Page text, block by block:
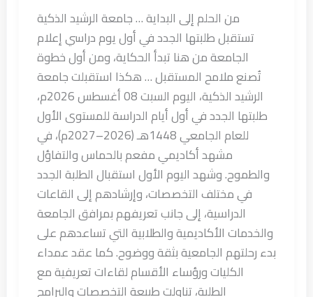
من الحلم إلى البداية … جامعة الرشيد الذكية
تستقبل طلبتها الجدد في أول يوم دراسي إعلام
الجامعة من هنا تبدأ الحكاية، ومن أول خطوة
تُصنع ملامح المستقبل … هكذا استقبلت جامعة
الرشيد الذكية، اليوم السبت 08 أغسطس 2026م،
طلبتها الجدد في أول أيام الدراسة للمستوى الأول
للعام الجامعي 1448هـ (2026–2027م)، في
مشهد أكاديمي مفعم بالحماس والتفاؤل
والطموح. وشهد اليوم الأول استقبال الطلبة الجدد
في مختلف التخصصات، وإرشادهم إلى القاعات
الدراسية، إلى جانب تعريفهم بمرافق الجامعة
والخدمات الأكاديمية والطلابية التي تساعدهم على
بدء رحلتهم الجامعية بثقة ووضوح. كما عقد عمداء
الكليات ورؤساء الأقسام لقاءات تعريفية مع
الطلبة، تناولت طبيعة التخصصات والبرامج